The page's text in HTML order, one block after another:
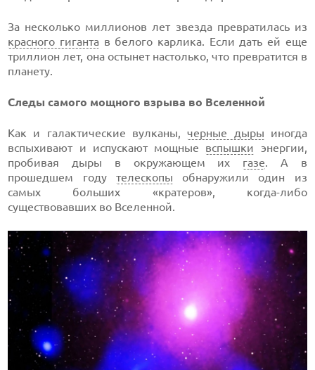
За несколько миллионов лет звезда превратилась из
красного гигантав белого карлика. Если дать ей еще
триллион лет, она остынет настолько, что превратится в
планету.
Следы самого мощного взрыва во Вселенной
Как и галактические вулканы,черные дыры иногда
вспыхивают и испускают мощные вспышки энергии,
пробивая дыры в окружающем их газе. А в
прошедшем году телескопы обнаружили один из
самых больших «кратеров», когда-либо
существовавших во Вселенной.